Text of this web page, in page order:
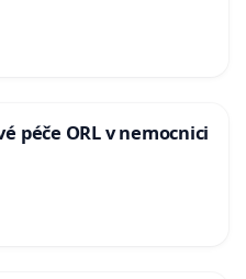
péče ORL v nemocnici